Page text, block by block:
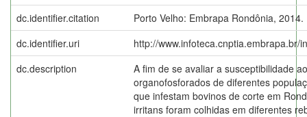
dc.identifier.citation
Porto Velho: Embrapa Rondônia, 2014.
dc.identifier.uri
http://www.infoteca.cnptia.embrapa.br/
dc.description
A fim de se avaliar a susceptibilidade
organofosforados de diferentes
que infestam bovinos de corte em
irritans foram colhidas em diferentes